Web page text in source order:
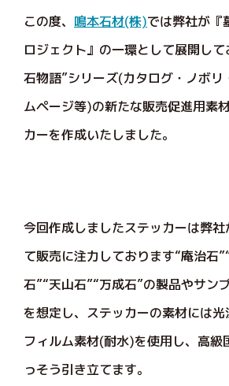
この度、 鳴本石材(株)では弊社が『
ロジェクト』の一環として展開し
石物語”シリーズ(カタログ・ノボリ
ムページ等)の新たな販売促進用素
カーを作成いたしました。
今回作成しましたステッカーは弊
て販売に注力しております“庵治石
石”“天山石”“万成石”の製品やサン
を想定し、ステッカーの素材には
フィルム素材(耐水)を使用し、高級
っそう引き立てます。